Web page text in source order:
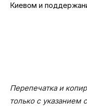
Киевом и
Перепечатка и
только с указанием